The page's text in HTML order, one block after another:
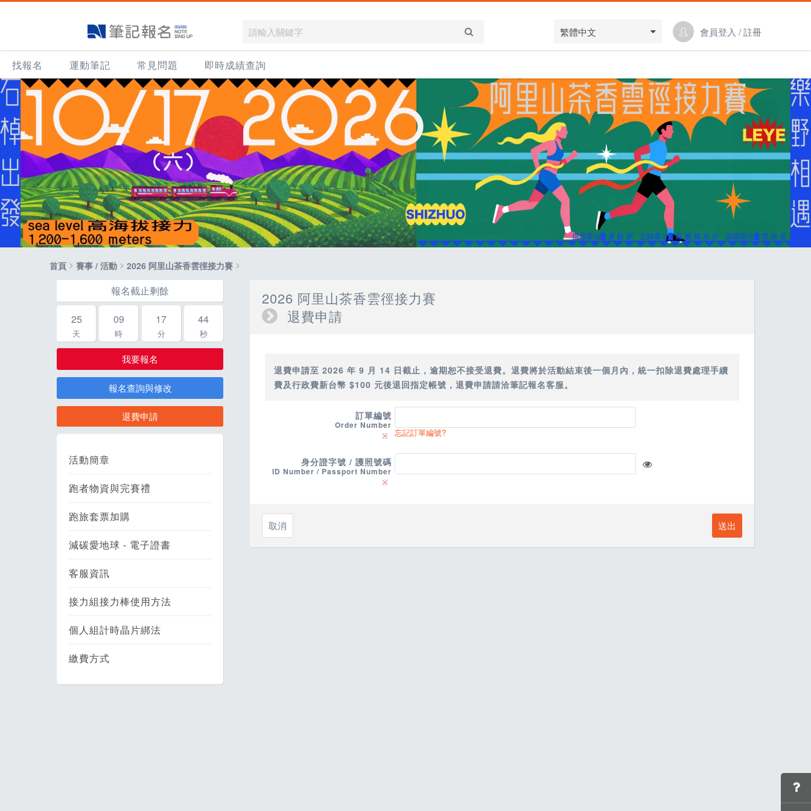
繁體中文 會員登入 / 註冊
找報名 運動筆記 常見問題 即時成績查詢
首頁 > 賽事 / 活動 > 2026 阿里山茶香雲徑接力賽 >
報名截止剩餘
25
天
09
時
17
分
43
秒
我要報名
報名查詢與修改
退費申請
活動簡章
跑者物資與完賽禮
跑旅套票加購
減碳愛地球 - 電子證書
客服資訊
接力組接力棒使用方法
個人組計時晶片綁法
繳費方式
2026 阿里山茶香雲徑接力賽
退費申請
退費申請至 2026 年 9 月 14 日截止，逾期恕不接受退費。退費將於活動結束後一個月內，統一扣除退費處理手續
費及行政費新台幣 $100 元後退回指定帳號，退費申請請洽筆記報名客服。
訂單編號
Order Number
※ 忘記訂單編號?
身分證字號 / 護照號碼
ID Number / Passport Number
※
取消